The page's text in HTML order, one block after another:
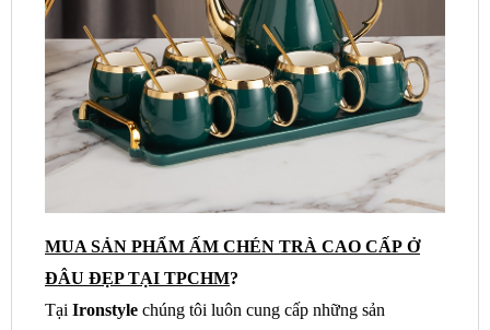
MUA SẢN PHẨM ẤM CHÉN TRÀ CAO CẤP Ở
ĐÂU ĐẸP TẠI TPCHM?
Tại Ironstyle chúng tôi luôn cung cấp những sản